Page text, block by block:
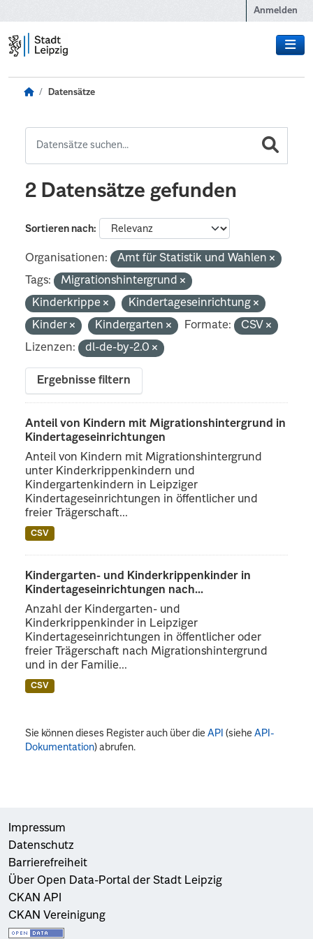
Anmelden
Datensätze
2 Datensätze gefunden
Sortieren nach
Organisationen:
Amt für Statistik und Wahlen
Tags:
Migrationshintergrund
Kinderkrippe
Kindertageseinrichtung
Kinder
Kindergarten Formate:
CSV
Lizenzen:
dl-de-by-2.0
Ergebnisse filtern
Anteil von Kindern mit Migrationshintergrund in
Kindertageseinrichtungen
Anteil von Kindern mit Migrationshintergrund
unter Kinderkrippenkindern und
Kindergartenkindern in Leipziger
Kindertageseinrichtungen in öffentlicher und
freier Trägerschaft...
CSV
Kindergarten- und Kinderkrippenkinder in
Kindertageseinrichtungen nach...
Anzahl der Kindergarten- und
Kinderkrippenkinder in Leipziger
Kindertageseinrichtungen in öffentlicher oder
freier Trägerschaft nach Migrationshintergrund
und in der Familie...
CSV
Sie können dieses Register auch über dieAPI (sieheAPI-
Dokumentation) abrufen.
Impressum
Datenschutz
Barrierefreiheit
Über Open Data-Portal der Stadt Leipzig
CKAN API
CKAN Vereinigung